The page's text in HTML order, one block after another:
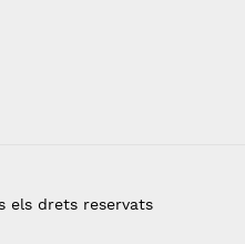
els drets reservats